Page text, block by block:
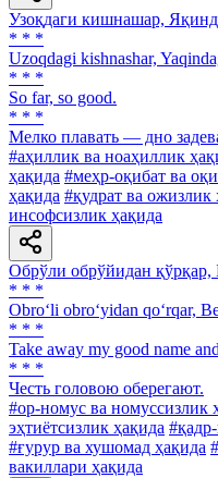
Узоқдаги кишнашар,
* * *
Uzoqdagi kishnashar,
* * *
So far, so good.
* * *
Мелко плавать — дно
#аҳиллик ва ноаҳиллик
ҳақида #меҳр-оқибат ва
ҳақида #қудрат ва ожизлик
инсофсизлик ҳақида
Обрўли обрўйидан қўрқар,
* * *
Obro‘li obro‘yidan qo‘rqar,
* * *
Take away my good name
* * *
Честь головою оберегают.
#ор-номус ва номуссизлик
эҳтиётсизлик ҳақида
#ғурур ва хушомад ҳақида
вакиллари ҳақида